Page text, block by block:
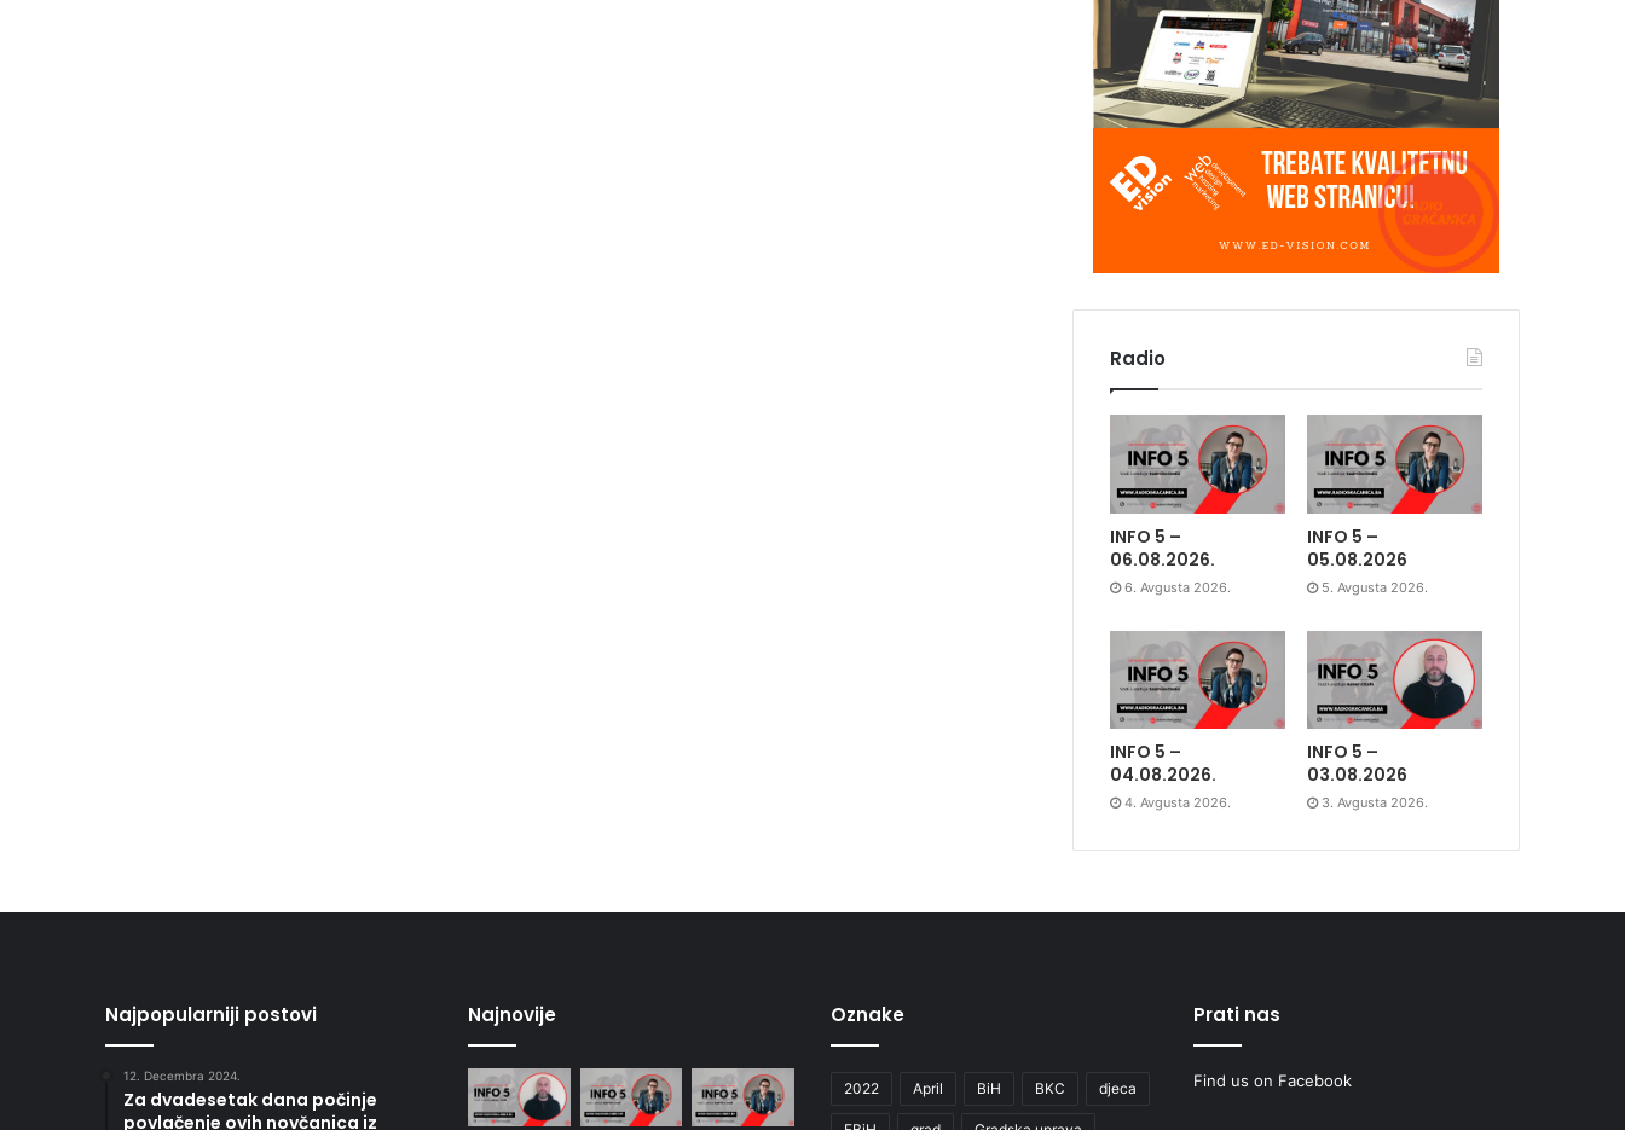
Radio
INFO 5 –
06.08.2026.
6. Avgusta 2026.
INFO 5 –
05.08.2026
5. Avgusta 2026.
INFO 5 –
04.08.2026.
4. Avgusta 2026.
INFO 5 –
03.08.2026
3. Avgusta 2026.
Najpopularniji postovi
12. Decembra 2024.
Za dvadesetak dana počinje
povlačenje ovih novčanica iz
Najnovije Oznake
2022 April BiH BKC djeca
Prati nas
Find us on Facebook